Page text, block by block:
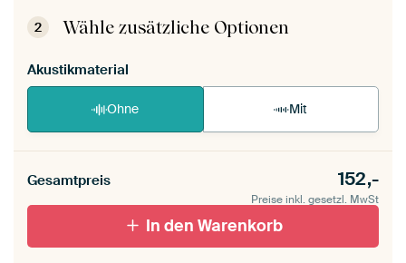
aufgebaut.Montageanleitung ansehen
2 Wähle zusätzliche Optionen
Akustikmaterial
Ohne Mit
Gesamtpreis 152,-
Preise inkl. gesetzl. MwSt
In den Warenkorb